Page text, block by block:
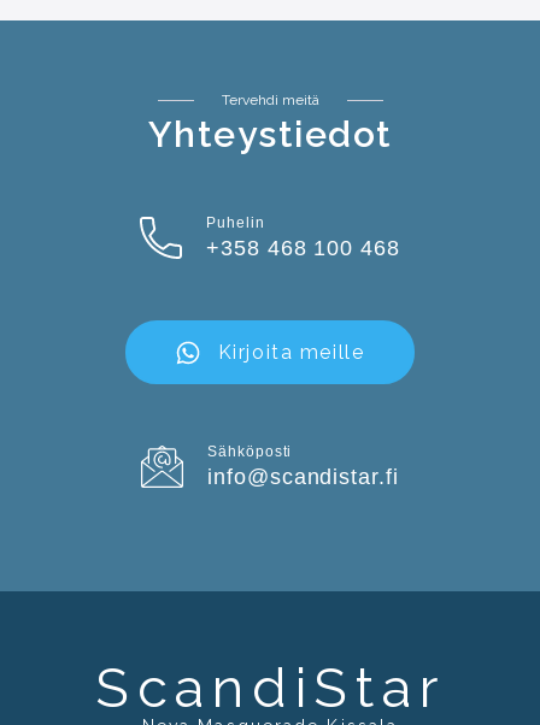
Tervehdi meitä
Yhteystiedot
Puhelin
+358 468 100 468
Kirjoita meille
Sähköposti
info@scandistar.fi
ScandiStar